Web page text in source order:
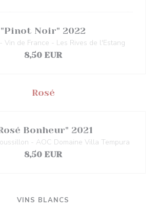
"Pinot Noir" 2022
Vin de France - Les Rives de l'Estang
8,50 EUR
Rosé
Bonheur" 2021
- AOC Domaine Villa Tempura
8,50 EUR
VINS BLANCS